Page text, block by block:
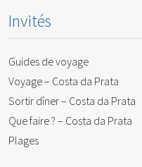
Invités
Guides de voyage
Voyage – Costa da Prata
Sortir dîner – Costa da Prata
Que faire ? – Costa da Prata
Plages